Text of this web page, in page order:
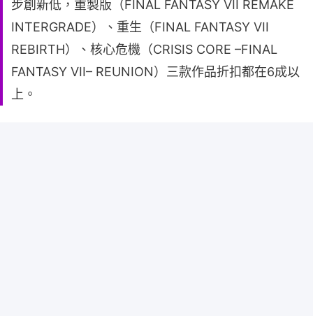
步創新低，重製版（FINAL FANTASY VII REMAKE
INTERGRADE）、重生（FINAL FANTASY VII
REBIRTH）、核心危機（CRISIS CORE –FINAL
FANTASY VII– REUNION）三款作品折扣都在6成以
上。